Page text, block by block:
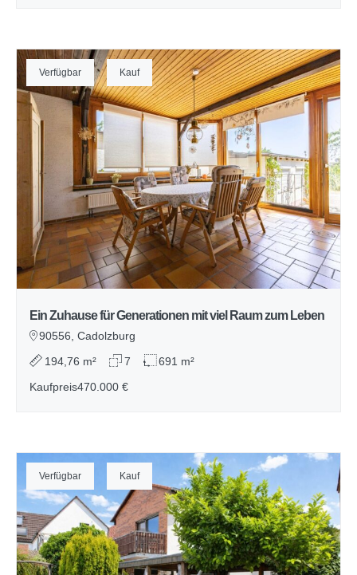
Verfügbar Kauf
Ein Zuhause für Generationen mit viel Raum zum Leben
90556, Cadolzburg
194,76 m² 7
691 m²
Kaufpreis470.000 €
Verfügbar Kauf